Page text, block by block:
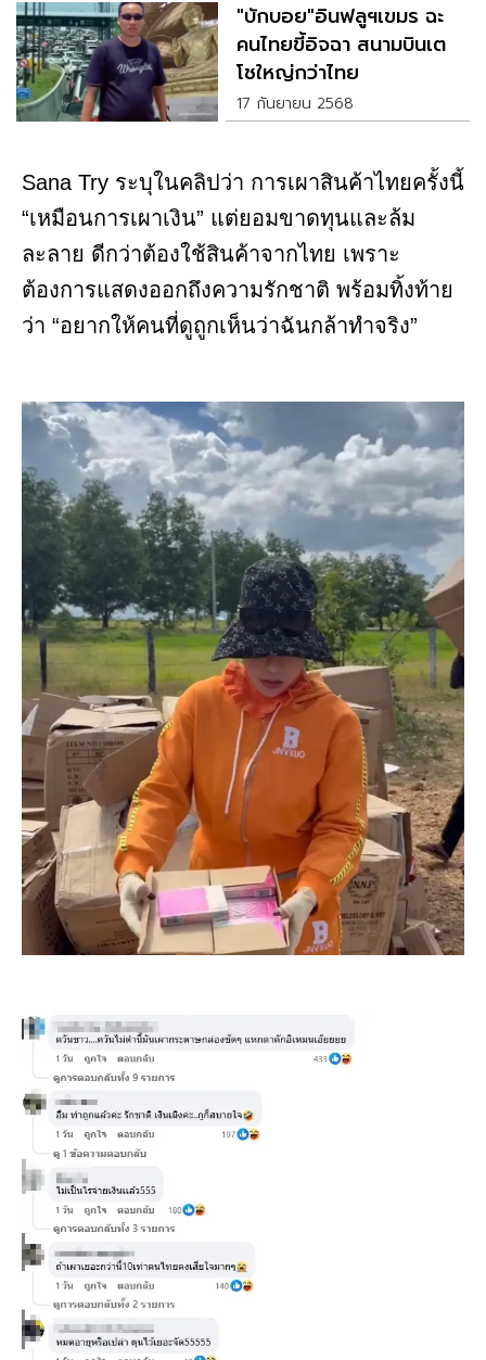
"บักบอย"อินฟลูฯเขมร ฉะ
คนไทยขี้อิจฉา สนามบินเต
โชใหญ่กว่าไทย
17 กันยายน 2568
Sana Try ระบุในคลิปว่า การเผาสินค้าไทยครั้งนี้
“เหมือนการเผาเงิน” แต่ยอมขาดทุนและล้ม
ละลาย ดีกว่าต้องใช้สินค้าจากไทย เพราะ
ต้องการแสดงออกถึงความรักชาติ พร้อมทิ้งท้าย
ว่า “อยากให้คนที่ดูถูกเห็นว่าฉันกล้าทำจริง”